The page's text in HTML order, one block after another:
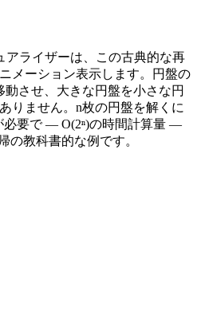
アライザーは、この古典的な再
メーション表示します。円盤の
させ、大きな円盤を小さな円
りません。n枚の円盤を解くに
必要で — O(2ⁿ)の時間計算量 —
の教科書的な例です。